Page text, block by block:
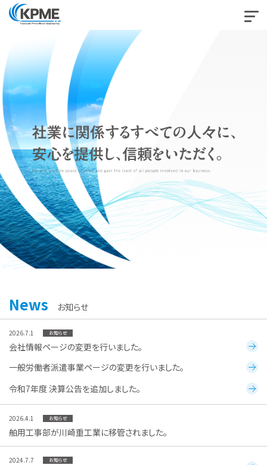
News お知らせ
2026.7.1
会社情報ページの変更を行いました。
一般労働者派遣事業ページの変更を行いました。
令和7年度 決算公告を追加しました。
2026.4.1
舶用工事部が川崎重工業に移管されました。
2024.7.7